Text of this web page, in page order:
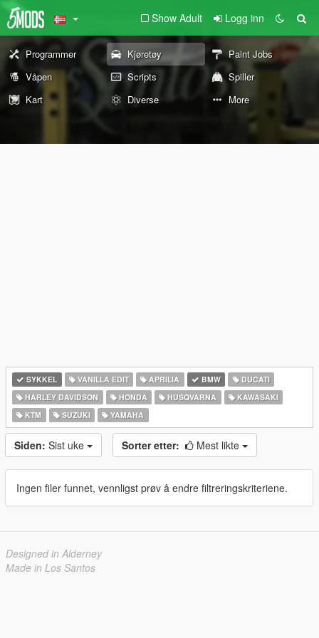
Show Adult Logg inn
Programmer Kjøretøy
Paint Jobs
Våpen
Scripts
Spiller
Kart
Diverse More
SYKKEL VANILLA EDIT APRILIA BMW
DUCATI
HARLEY DAVIDSON
HONDA HUSQVARNA
KAWASAKI
KTM
SUZUKI YAMAHA
Siden: Sist uke Sorter etter: Mest likte
Ingen filer funnet, vennligst prøv å endre filtreringskriteriene.
Designed in Alderney
Made in Los Santos